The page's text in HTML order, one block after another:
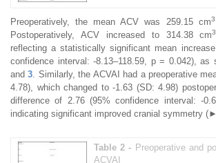
Preoperatively, the mean ACV was 259.15 cm3
Postoperatively, ACV increased to 314.38 cm3
reflecting a statistically significant mean
confidence interval: -8.13–118.59, p = 0.042), as
and3 . Similarly, the ACVAI had a preoperative
4.78), which changed to -1.63 (SD: 4.98)
difference of 2.76 (95% confidence interval: -
indicating significant improved cranial symmetry (►
Table 2 - Preoperative and
ACVAI